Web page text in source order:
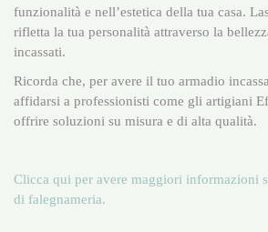
funzionalità e nell’estetica della tua casa.
rifletta la tua personalità attraverso la
incassati.
Ricorda che, per avere il tuo armadio
affidarsi a professionisti come gli artigiani
offrire soluzioni su misura e di alta qualità.
Clicca qui per avere maggiori informazioni
di falegnameria.